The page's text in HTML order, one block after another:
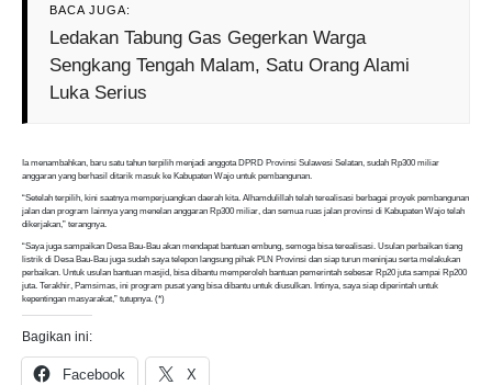
BACA JUGA:
Ledakan Tabung Gas Gegerkan Warga
Sengkang Tengah Malam, Satu Orang Alami
Luka Serius
Ia menambahkan, baru satu tahun terpilih menjadi anggota DPRD Provinsi Sulawesi Selatan, sudah Rp300 miliar
anggaran yang berhasil ditarik masuk ke Kabupaten Wajo untuk pembangunan.
“Setelah terpilih, kini saatnya memperjuangkan daerah kita. Alhamdulillah telah terealisasi berbagai proyek pembangunan
jalan dan program lainnya yang menelan anggaran Rp300 miliar, dan semua ruas jalan provinsi di Kabupaten Wajo telah
dikerjakan,” terangnya.
“Saya juga sampaikan Desa Bau-Bau akan mendapat bantuan embung, semoga bisa terealisasi. Usulan perbaikan tiang
listrik di Desa Bau-Bau juga sudah saya telepon langsung pihak PLN Provinsi dan siap turun meninjau serta melakukan
perbaikan. Untuk usulan bantuan masjid, bisa dibantu memperoleh bantuan pemerintah sebesar Rp20 juta sampai Rp200
juta. Terakhir, Pamsimas, ini program pusat yang bisa dibantu untuk diusulkan. Intinya, saya siap diperintah untuk
kepentingan masyarakat,” tutupnya. (*)
Bagikan ini:
Facebook X